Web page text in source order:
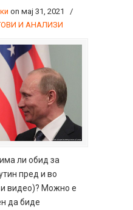
on мај 31, 2021
/
И АНАЛИЗИ
ли обид за
пред и во
видео)? Можно е
да биде